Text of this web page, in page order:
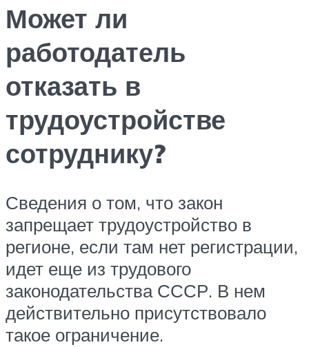
Может ли
работодатель
отказать в
трудоустройстве
сотруднику?
Сведения о том, что закон
запрещает трудоустройство в
регионе, если там нет регистрации,
идет еще из трудового
законодательства СССР. В нем
действительно присутствовало
такое ограничение.